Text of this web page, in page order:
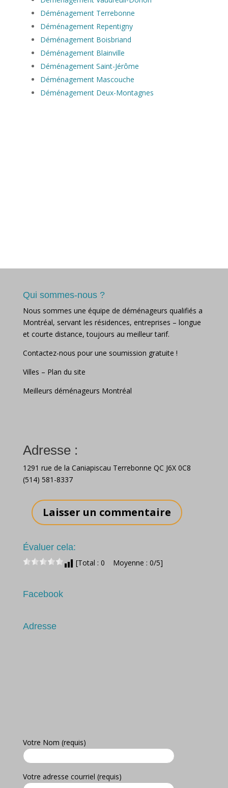
Déménagement Terrebonne
Déménagement Repentigny
Déménagement Boisbriand
Déménagement Blainville
Déménagement Saint-Jérôme
Déménagement Mascouche
Déménagement Deux-Montagnes
Qui sommes-nous ?
Nous sommes une équipe de déménageurs qualifiés a
Montréal, servant les résidences, entreprises – longue
et courte distance, toujours au meilleur tarif.
Contactez-nous pour une soumission gratuite !
Villes – Plan du site
Meilleurs déménageurs Montréal
Adresse :
1291 rue de la Caniapiscau Terrebonne QC J6X 0C8
(514) 581-8337
Laisser un commentaire
Évaluer cela:
[Total : 0 Moyenne : 0/5]
Facebook
Adresse
Votre Nom (requis)
Votre adresse courriel (requis)